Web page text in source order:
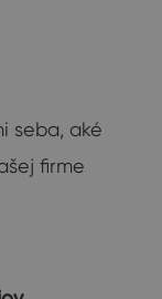
seba, aké
firme